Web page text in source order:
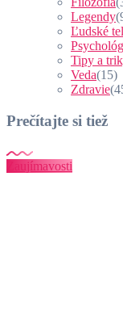
Legendy
Ľudské
Tipy a
Veda(15)
Zdravie
Prečítajte si tiež
Zaujímavosti